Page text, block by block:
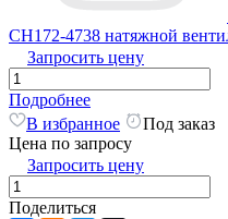
CH172-4738 натяжной
Запросить цену
Подробнее
В избранное
Под заказ
Цена по запросу
Запросить цену
Поделиться